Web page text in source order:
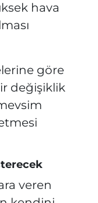
hava
göre
değişiklik
veren